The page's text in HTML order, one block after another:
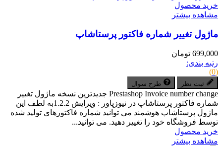
خرید محصول
مشاهده بیشتر
ماژول تغییر شماره فاکتور پرستاشاپ
699,000 تومان
رتبه بندی:
(0)
ثبت نظر طرح سوال
Prestashop Invoice number change جدیدترین نسخه ماژول تغییر
شماره فاکتور پرستاشاپ در نیوزپاور : ویرایش 1.2.2به لطف این
ماژول پرستاشاپ هوشمند می توانید شماره فاکتورهای تولید شده
توسط فروشگاه خود را تغییر دهید. می توانید...
خرید محصول
مشاهده بیشتر